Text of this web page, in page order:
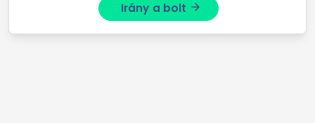
Irány a bolt arrow_forward